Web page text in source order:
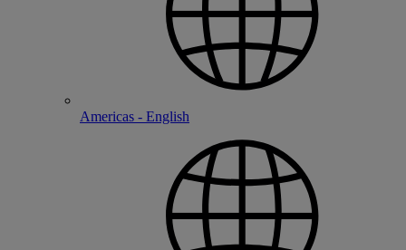
Americas - English